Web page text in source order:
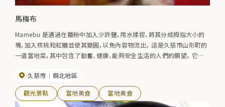
馬梅布
Mamebu 是通過在麵粉中加入少許鹽，用水揉捏，將其分成拇指大小的
塊，加入核桃和紅糖並使其變圓，以免內容物流出。 這是久慈市山形町的
一道當地菜，其中包含了勤奮、健康、能夠安全生活的人們的願望。 它通
久慈市
縣北地區
觀光景點 當地美食 當地美食